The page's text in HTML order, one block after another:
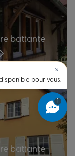
battante
battante
pour vous.